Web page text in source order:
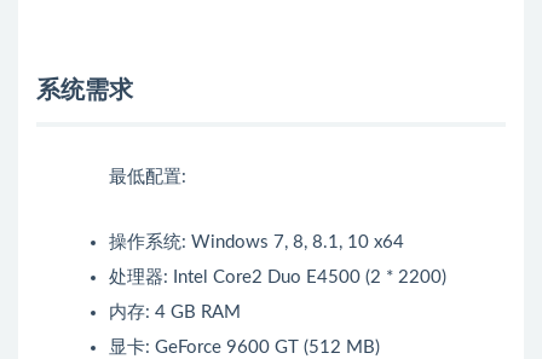
系统需求
最低配置:
操作系统: Windows 7, 8, 8.1, 10 x64
处理器: Intel Core2 Duo E4500 (2 * 2200)
内存: 4 GB RAM
显卡: GeForce 9600 GT (512 MB)